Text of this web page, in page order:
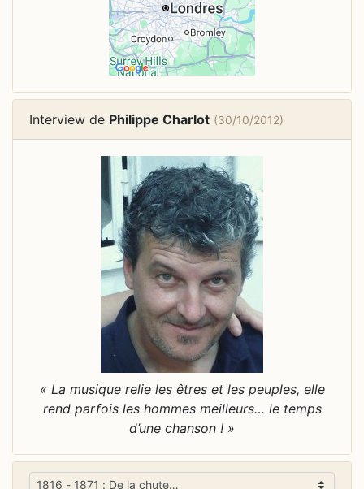
Interview de Philippe Charlot (30/10/2012)
« La musique relie les êtres et les peuples, elle
rend parfois les hommes meilleurs… le temps
d’une chanson ! »